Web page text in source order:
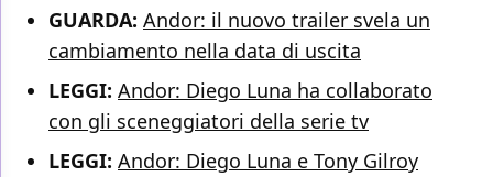
GUARDA: Andor: il nuovo trailer svela un
cambiamento nella data di uscita
LEGGI: Andor: Diego Luna ha collaborato
con gli sceneggiatori della serie tv
LEGGI: Andor: Diego Luna e Tony Gilroy